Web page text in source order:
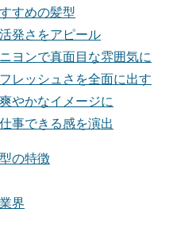
すめの髪型
発さをアピール
ヨンで真面目な雰囲気に
レッシュさを全面に出す
やかなイメージに
事できる感を演出
の特徴
界